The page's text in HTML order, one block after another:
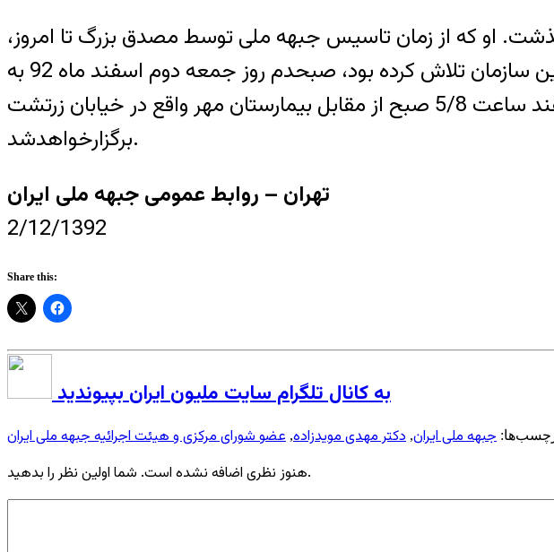
او که از زمان تاسیس جبهه ملی توسط مصدق بزرگ تا امروز،
به مدت بیش از شصت سال برای آزادی و استقلال و اعتلای این مرز و بوم در این سازمان تلاش کرده بود، صبحدم روز جمعه دوم اسفند ماه 92 به
رحمت ایزدی پیوست. مراسم تشییع پیکر پاک او روز یکشنبه چهارم اسفند ساعت 5/8 صبح از مقابل بیمارستان مهر واقع در خیابان زرتشت
برگزارخواهدشد.
تهران – روابط عمومی جبهه ملی ایران
2/12/1392
Share this:
به کانال تلگرام سایت ملیون ایران بپیوندید
جبهه ملی ایران, دکتر مهدی مویدزاده, عضو شورای مرکزی و هیئت اجرائیه جبهه ملی ایران
هنوز نظری اضافه نشده است. شما اولین نظر را بدهید.